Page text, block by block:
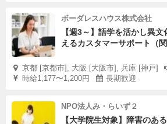
ボーダレスハウス株式会社
【週3～】語学を活かし異
えるカスタマーサポート（関
京都 [京都市], 大阪 [大阪市], 兵庫 [神戸]
時給1,177〜1,200円
長期歓迎
NPO法人み・らいず２
【大学院生対象】障害のあ